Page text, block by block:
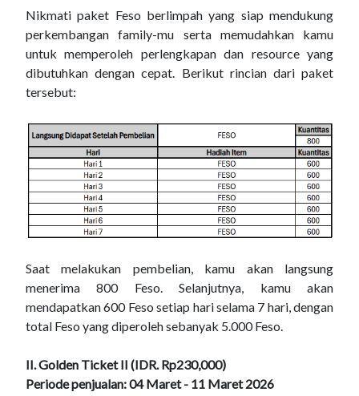
Nikmati paket Feso berlimpah yang siap mendukung
perkembangan family-mu serta memudahkan kamu
untuk memperoleh perlengkapan dan resource yang
dibutuhkan dengan cepat. Berikut rincian dari paket
tersebut:
Saat melakukan pembelian, kamu akan langsung
menerima 800 Feso. Selanjutnya, kamu akan
mendapatkan 600 Feso setiap hari selama 7 hari, dengan
total Feso yang diperoleh sebanyak 5.000 Feso.
II. Golden Ticket II (IDR. Rp230,000)
Periode penjualan: 04 Maret - 11 Maret 2026